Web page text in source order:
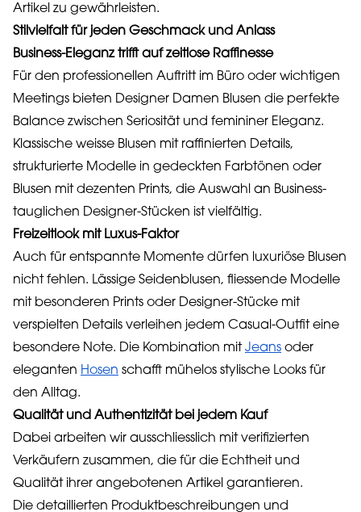
Artikel zu gewährleisten.
Stilvielfalt für jeden Geschmack und Anlass
Business-Eleganz trifft auf zeitlose Raffinesse
Für den professionellen Auftritt im Büro oder wichtigen
Meetings bieten Designer Damen Blusen die perfekte
Balance zwischen Seriosität und femininer Eleganz.
Klassische weisse Blusen mit raffinierten Details,
strukturierte Modelle in gedeckten Farbtönen oder
Blusen mit dezenten Prints, die Auswahl an Business-
tauglichen Designer-Stücken ist vielfältig.
Freizeitlook mit Luxus-Faktor
Auch für entspannte Momente dürfen luxuriöse Blusen
nicht fehlen. Lässige Seidenblusen, fliessende Modelle
mit besonderen Prints oder Designer-Stücke mit
verspielten Details verleihen jedem Casual-Outfit eine
besondere Note. Die Kombination mitJeans oder
eleganten Hosen schafft mühelos stylische Looks für
den Alltag.
Qualität und Authentizität bei jedem Kauf
Dabei arbeiten wir ausschliesslich mit verifizierten
Verkäufern zusammen, die für die Echtheit und
Qualität ihrer angebotenen Artikel garantieren.
Die detaillierten Produktbeschreibungen und